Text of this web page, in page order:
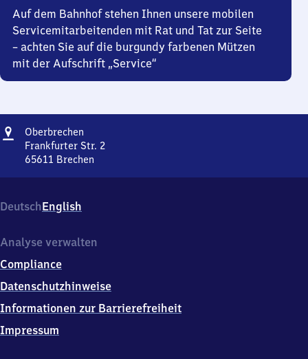
Auf dem Bahnhof stehen Ihnen unsere mobilen
Servicemitarbeitenden mit Rat und Tat zur Seite
– achten Sie auf die burgundy farbenen Mützen
mit der Aufschrift „Service“
Adresse
Oberbrechen
Frankfurter Str. 2
65611 Brechen
Str.
2,
5
1
1
DeutschEnglish
Analyse verwalten
Compliance
Datenschutzhinweise
Informationen zur Barrierefreiheit
Impressum